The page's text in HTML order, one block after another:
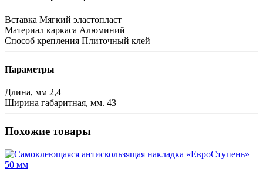
Вставка Мягкий эластопласт
Материал каркаса Алюминий
Способ крепления Плиточный клей
Параметры
Длина, мм 2,4
Ширина габаритная, мм. 43
Похожие товары